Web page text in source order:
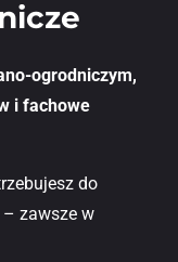
ogrodniczym,
i fachowe
do
zawsze w